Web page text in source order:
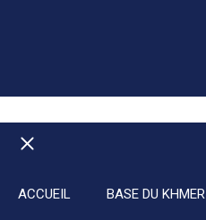
ACCUEIL BASE DU KHMER